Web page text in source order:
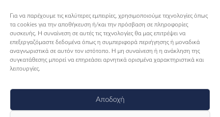
Για να παρέχουμε τις καλύτερες εμπειρίες, χρησιμοποιούμε τεχνολογίες όπως
τα cookies για την αποθήκευση ή/και την πρόσβαση σε πληροφορίες
συσκευής. Η συναίνεση σε αυτές τις τεχνολογίες θα μας επιτρέψει να
επεξεργαζόμαστε δεδομένα όπως η συμπεριφορά περιήγησης ή μοναδικά
αναγνωριστικά σε αυτόν τον ιστότοπο. Η μη συναίνεση ή η ανάκληση της
συγκατάθεσης μπορεί να επηρεάσει αρνητικά ορισμένα χαρακτηριστικά και
λειτουργίες.
Αποδοχή
Greeks"
09/04/2024
Telendos Primary School is